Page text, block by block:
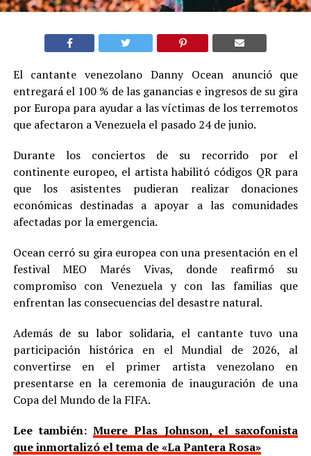
El cantante venezolano Danny Ocean anunció que
entregará el 100 % de las ganancias e ingresos de su gira
por Europa para ayudar a las víctimas de los terremotos
que afectaron a Venezuela el pasado 24 de junio.
Durante los conciertos de su recorrido por el
continente europeo, el artista habilitó códigos QR para
que los asistentes pudieran realizar donaciones
económicas destinadas a apoyar a las comunidades
afectadas por la emergencia.
Ocean cerró su gira europea con una presentación en el
festival MEO Marés Vivas, donde reafirmó su
compromiso con Venezuela y con las familias que
enfrentan las consecuencias del desastre natural.
Además de su labor solidaria, el cantante tuvo una
participación histórica en el Mundial de 2026, al
convertirse en el primer artista venezolano en
presentarse en la ceremonia de inauguración de una
Copa del Mundo de la FIFA.
Lee también:Muere Plas Johnson, el saxofonista
que inmortalizó el tema de «La Pantera Rosa»